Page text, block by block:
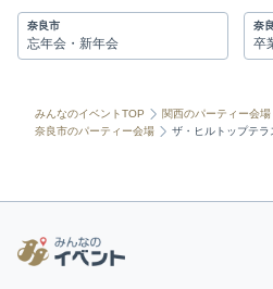
奈良市
忘年会・新年会
奈
卒
みんなのイベントTOP 関西のパーティー会場
奈良市のパーティー会場
ザ・ヒルトップテラ